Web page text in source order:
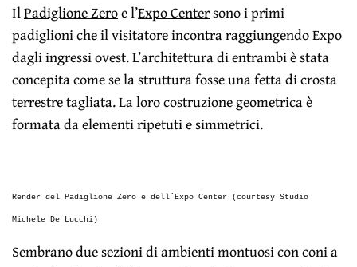
IlPadiglione Zeroe l’Expo Centersono i primi
padiglioni che il visitatore incontra raggiungendo Expo
dagli ingressi ovest. L’architettura di entrambi è stata
concepita come se la struttura fosse una fetta di crosta
terrestre tagliata. La loro costruzione geometrica è
formata da elementi ripetuti e simmetrici.
Render del Padiglione Zero e dell´Expo Center (courtesy Studio
Michele De Lucchi)
Sembrano due sezioni di ambienti montuosi con coni a